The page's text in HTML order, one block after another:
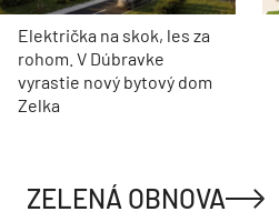
Električka na skok, les za
rohom. V Dúbravke
vyrastie nový bytový dom
Zelka
ZELENÁ OBNOVA